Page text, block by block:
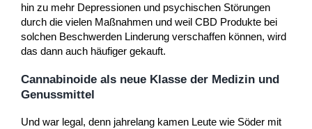
hin zu mehr Depressionen und psychischen Störungen
durch die vielen Maßnahmen und weil CBD Produkte bei
solchen Beschwerden Linderung verschaffen können, wird
das dann auch häufiger gekauft.
Cannabinoide als neue Klasse der Medizin und
Genussmittel
Und war legal, denn jahrelang kamen Leute wie Söder mit